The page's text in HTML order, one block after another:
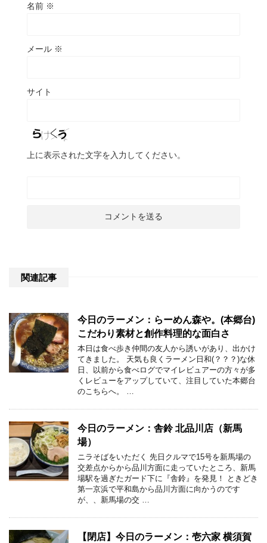
名前 ※
メール ※
サイト
上に表示された文字を入力してください。
関連記事
今日のラーメン：らーめん森や。(本郷台)
こだわり素材と創作料理的な面白さ
本日は食べ歩き仲間の友人から誘いがあり、出かけ
てきました。 天気も良くラーメン日和(？？？)な休
日、以前から食べログでマイレビュアーの方々が多
くレビューをアップしていて、注目していた本郷台
のこちらへ。 …
今日のラーメン：舎鈴 北品川店（新馬
場）
ニラそばをいただく 先日クルマで15号を新馬場の
交差点からから品川方面に走っていたところ、新馬
場駅を過ぎたガード下に『舎鈴』を発見！ ときどき
第一京浜で平和島から品川方面に向かうのです
が、、新馬場の交 …
【閉店】今日のラーメン：壱六家 横須賀